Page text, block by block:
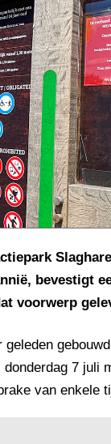
bevestigt
voorwerp
7 juli
van enkele